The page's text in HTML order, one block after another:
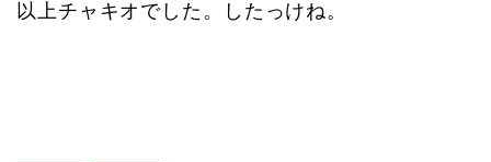
以上チャキオでした。したっけね。